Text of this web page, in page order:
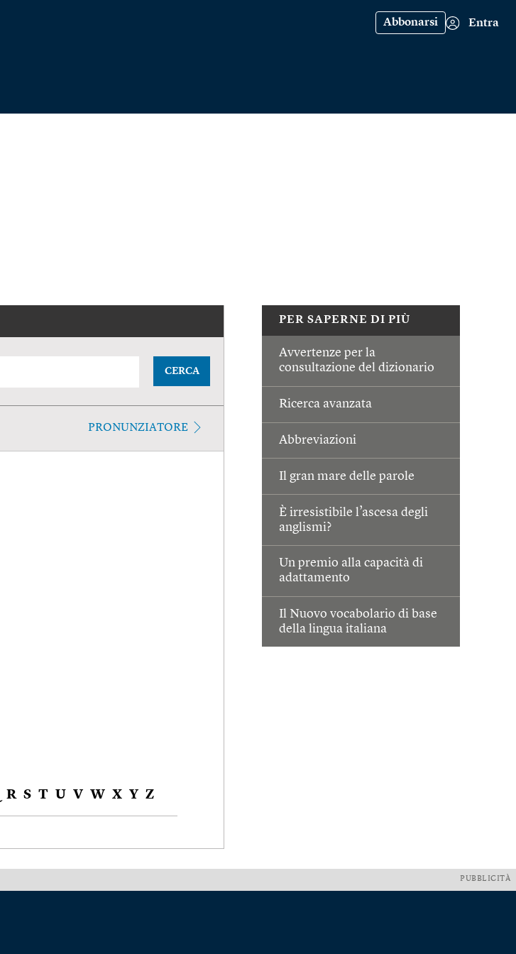
Abbonarsi Entra
PER SAPERNE DI PIÙ
Avvertenze per la
consultazione del dizionario
Ricerca avanzata
Abbreviazioni
Il gran mare delle parole
È irresistibile l’ascesa degli
anglismi?
Un premio alla capacità di
adattamento
Il Nuovo vocabolario di base
della lingua italiana
CERCA
PRONUNZIATORE
R S T U V W X Y Z
PUBBLICITÀ